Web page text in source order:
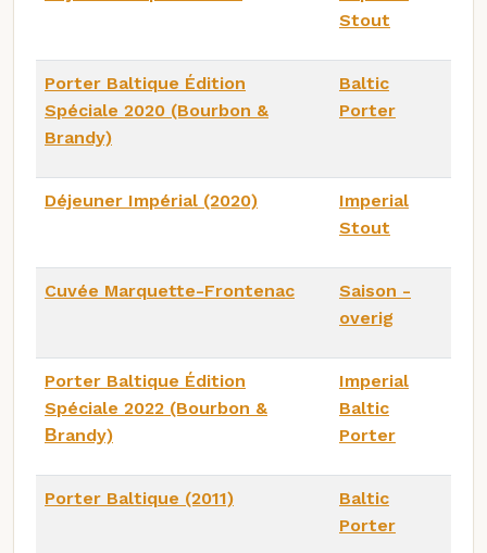
Stout
Porter Baltique Édition
Spéciale 2020 (Bourbon &
Brandy)
Baltic
Porter
Déjeuner Impérial (2020)
Imperial
Stout
Cuvée Marquette-Frontenac
Saison -
overig
Porter Baltique Édition
Spéciale 2022 (Bourbon &
Βrandy)
Imperial
Baltic
Porter
Porter Baltique (2011)
Baltic
Porter